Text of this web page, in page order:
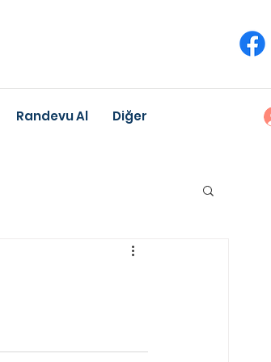
Randevu Al Diğer